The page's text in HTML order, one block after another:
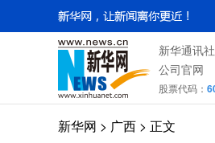
新华通讯
公司官网
股票代码：
新华网 > 广西 > 正文